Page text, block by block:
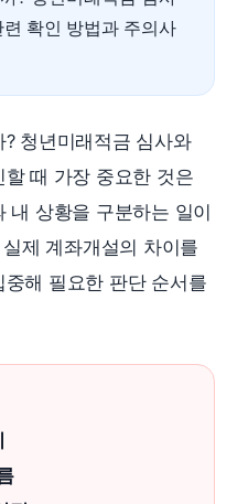
확인 방법과 주의사
청년미래적금 심사와
때 가장 중요한 것은
내 상황을 구분하는 일이
제 계좌개설의 차이를
해 필요한 판단 순서를